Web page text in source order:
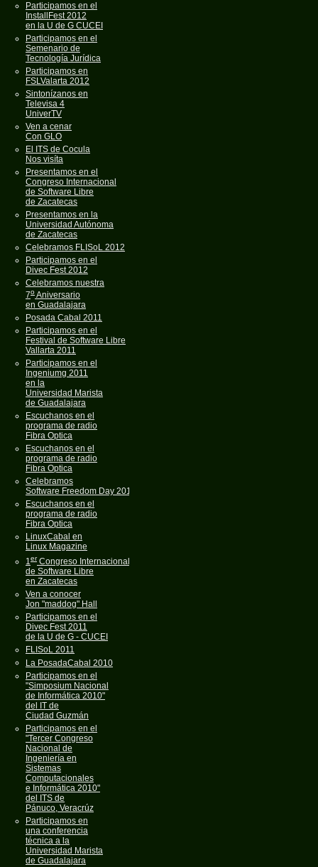
Participamos en el
InstallFest 2012
en la U de G CUCEI
Participamos en el
Semenario de
Tecnología Jurídica
Participamos en
FSLValarta 2012
Sintonízanos en
Televisa 4
UniverTV
Ven a cenar
Con GLO
El ITS de Cocula
Nos visíta
Presentamos en el
Congreso Internacional
de Software Libre
de Zacatecas
Presentamos en la
Universidad Autónoma
de Zacatecas
Celebramos FLISoL 2012
Participamos en el
Divec Fest 2012
Celebramos nuestra
7oAniversario
en Guadalajara
Posada Cabal 2011
Participamos en el
Festival de Software Libre
Vallarta 2011
Participamos en el
Ingeniumg 2011
en la
Universidad Marista
de Guadalajara
Escuchanos en el
programa de radio
Fibra Optica
Escuchanos en el
programa de radio
Fibra Optica
Celebramos
Software Freedom Day 2011
Escuchanos en el
programa de radio
Fibra Optica
LinuxCabal en
Linux Magazine
1er Congreso Internacional
de Software Libre
en Zacatecas
Ven a conocer
Jon "maddog" Hall
Participamos en el
Divec Fest 2011
de la U de G - CUCEI
FLISoL 2011
La PosadaCabal 2010
Participamos en el
"Simposium Nacional
de Informática 2010"
del IT de
Ciudad Guzmán
Participamos en el
"Tercer Congreso
Nacional de
Ingeniería en
Sistemas
Computacionales
e Informática 2010"
del ITS de
Pánuco, Veracrúz
Participamos en
una conferencia
técnica a la
Universidad Marista
de Guadalajara